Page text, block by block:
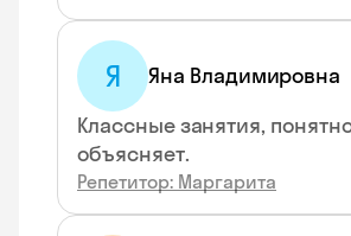
Я Яна Владимировна
Классные занятия,
объясняет.
Репетитор: Маргарита